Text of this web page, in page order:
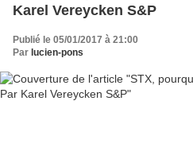
Karel Vereycken S&P
Publié le 05/01/2017 à 21:00
Par lucien-pons